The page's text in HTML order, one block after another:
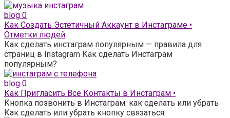
blog 0
Как Создать Эстетичный Аккаунт в Инстаграме •
Отметки людей
Как сделать инстаграм популярным — правила для
страниц в Instagram Как сделать Инстаграм
популярным?
blog 0
Как Пригласить Все Контакты в Инстаграм •
Кнопка позвонить в Инстаграм: как сделать или убрать
Как сделать или убрать кнопку связаться